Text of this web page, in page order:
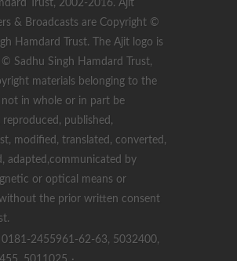
Trust, 2002-2016. Ajit
& Broadcasts are Copyright ©
Hamdard Trust. The Ajit logo is
Sadhu Singh Hamdard Trust,
materials belonging to the
not in whole or in part be
reproduced, published,
modified, translated, converted,
adapted,communicated by
or optical means or
the prior written consent
0181-2455961-62-63, 5032400,